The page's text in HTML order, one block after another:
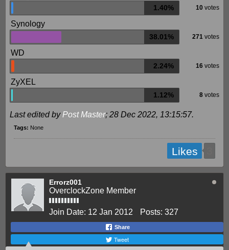
1.40% 10 votes
Synology
38.01% 271 votes
WD
2.24% 16 votes
ZyXEL
1.12% 8 votes
Last edited byPost Master; 28 Dec 2022, 13:15:57.
Tags: None
Likes
Errorz001
OverclockZone Member
Join Date: 12 Jan 2012 Posts: 327
Share
Tweet